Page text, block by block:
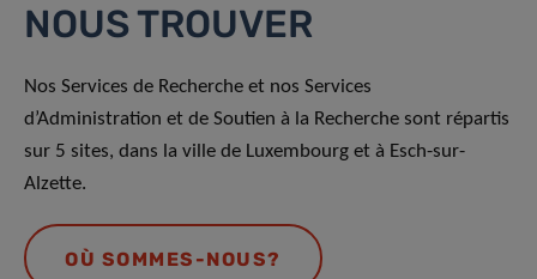
NOUS TROUVER
Nos Services de Recherche et nos Services
d’Administration et de Soutien à la Recherche sont répartis
sur 5 sites, dans la ville de Luxembourg et à Esch-sur-
Alzette.
OÙ SOMMES-NOUS?